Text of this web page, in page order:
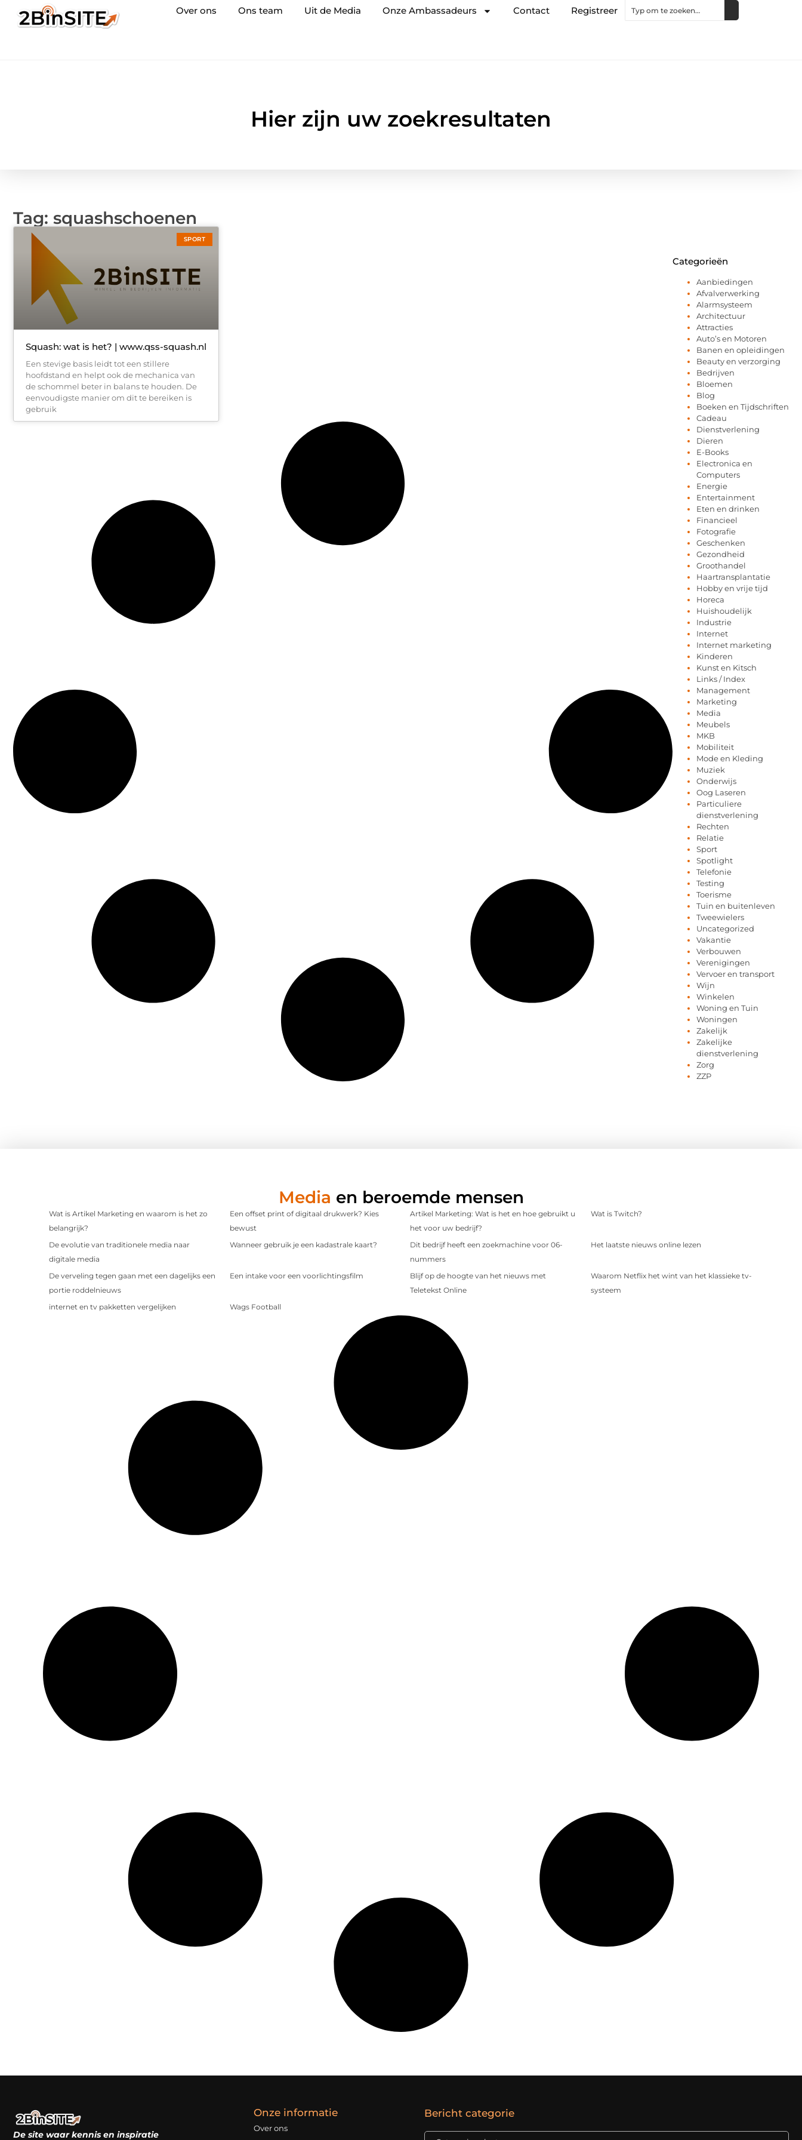
Over ons Ons team Uit de Media Onze Ambassadeurs Contact Registreer
Hier zijn uw zoekresultaten
Tag: squashschoenen
SPORT
Squash: wat is het? | www.qss-squash.nl
Een stevige basis leidt tot een stillere
hoofdstand en helpt ook de mechanica van
de schommel beter in balans te houden. De
eenvoudigste manier om dit te bereiken is
gebruik
Categorieën
Aanbiedingen
Afvalverwerking
Alarmsysteem
Architectuur
Attracties
Auto’s en Motoren
Banen en opleidingen
Beauty en verzorging
Bedrijven
Bloemen
Blog
Boeken en Tijdschriften
Cadeau
Dienstverlening
Dieren
E-Books
Electronica en
Computers
Energie
Entertainment
Eten en drinken
Financieel
Fotografie
Geschenken
Gezondheid
Groothandel
Haartransplantatie
Hobby en vrije tijd
Horeca
Huishoudelijk
Industrie
Internet
Internet marketing
Kinderen
Kunst en Kitsch
Links / Index
Management
Marketing
Media
Meubels
MKB
Mobiliteit
Mode en Kleding
Muziek
Onderwijs
Oog Laseren
Particuliere
dienstverlening
Rechten
Relatie
Sport
Spotlight
Telefonie
Testing
Toerisme
Tuin en buitenleven
Tweewielers
Uncategorized
Vakantie
Verbouwen
Verenigingen
Vervoer en transport
Wijn
Winkelen
Woning en Tuin
Woningen
Zakelijk
Zakelijke
dienstverlening
Zorg
ZZP
Media en beroemde mensen
Wat is Artikel Marketing en waarom is het zo
belangrijk?
Een offset print of digitaal drukwerk? Kies
bewust
Artikel Marketing: Wat is het en hoe gebruikt u
het voor uw bedrijf?
Wat is Twitch?
De evolutie van traditionele media naar
digitale media
Wanneer gebruik je een kadastrale kaart?
Dit bedrijf heeft een zoekmachine voor 06-
nummers
Het laatste nieuws online lezen
De verveling tegen gaan met een dagelijks een
portie roddelnieuws
Een intake voor een voorlichtingsfilm
Blijf op de hoogte van het nieuws met
Teletekst Online
Waarom Netflix het wint van het klassieke tv-
systeem
internet en tv pakketten vergelijken
Wags Football
De site waar kennis en inspiratie
Onze informatie
Over ons
Bericht categorie